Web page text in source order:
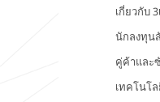
เกี่ยวกับ
นักลงทุน
คู่ค้าและ
เทคโนโ